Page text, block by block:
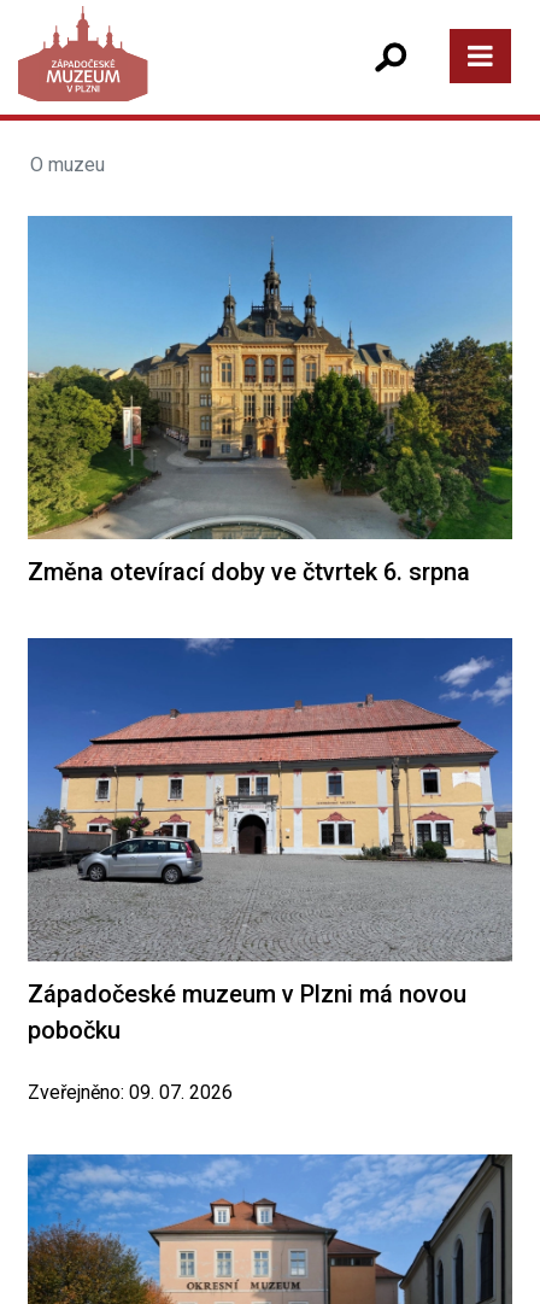
O muzeu
Změna otevírací doby ve čtvrtek 6. srpna
Západočeské muzeum v Plzni má novou
pobočku
Zveřejněno: 09. 07. 2026